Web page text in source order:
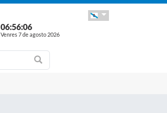
06:56:06
Venres 7 de agosto 2026